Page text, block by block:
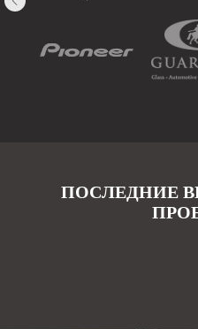
ПОСЛЕДНИЕ